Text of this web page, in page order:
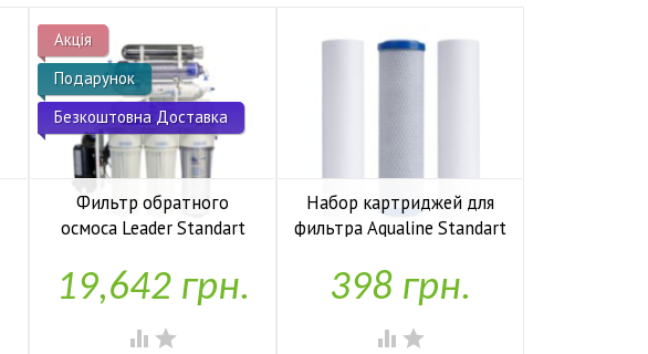
Акція
Подарунок
Безкоштовна Доставка
Фильтр обратного
осмоса Leader Standart
У наявності
19,642 грн.
 
Набор картриджей для
фильтра Aqualine Standart
 У наявності
398 грн.
 